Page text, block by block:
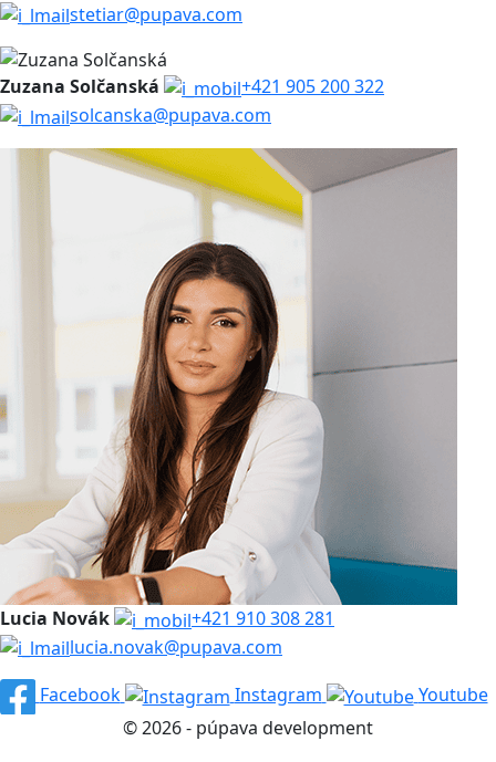
stetiar@pupava.com
Zuzana Solčanská
+421 905 200 322
solcanska@pupava.com
Lucia Novák
+421 910 308 281
lucia.novak@pupava.com
Facebook
Instagram
Youtube
© 2026 - púpava development